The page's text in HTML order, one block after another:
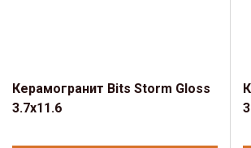
Керамогранит Bits Storm Gloss
3.7x11.6